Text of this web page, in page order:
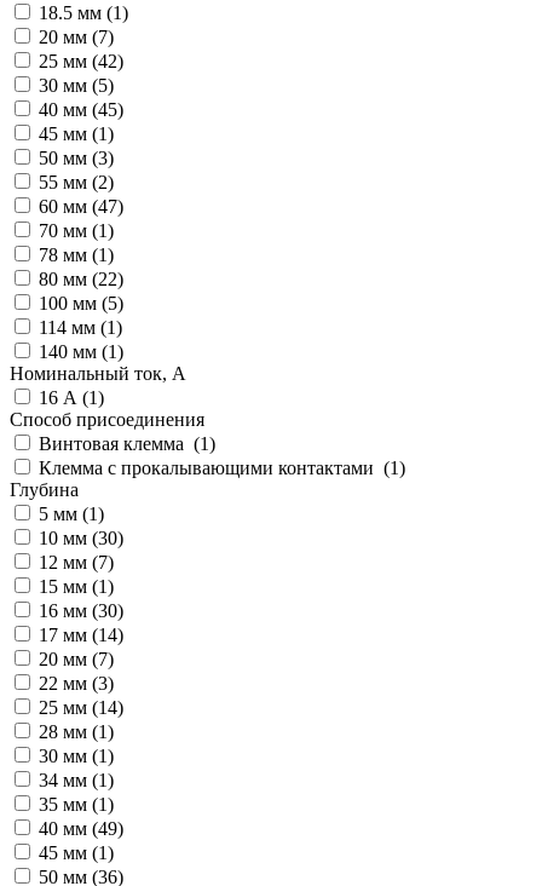
18.5 мм (1)
20 мм (7)
25 мм (42)
30 мм (5)
40 мм (45)
45 мм (1)
50 мм (3)
55 мм (2)
60 мм (47)
70 мм (1)
78 мм (1)
80 мм (22)
100 мм (5)
114 мм (1)
140 мм (1)
Номинальный ток, А
16 А (1)
Способ присоединения
Винтовая клемма (1)
Клемма с прокалывающими контактами (1)
Глубина
5 мм (1)
10 мм (30)
12 мм (7)
15 мм (1)
16 мм (30)
17 мм (14)
20 мм (7)
22 мм (3)
25 мм (14)
28 мм (1)
30 мм (1)
34 мм (1)
35 мм (1)
40 мм (49)
45 мм (1)
50 мм (36)